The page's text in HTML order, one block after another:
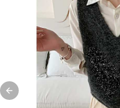
Previous slide